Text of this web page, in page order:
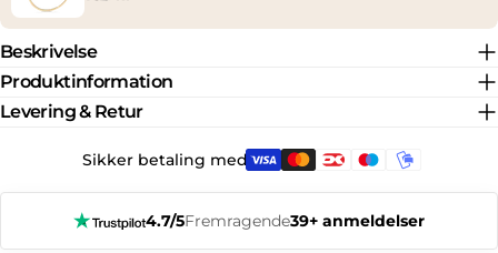
Beskrivelse
Produktinformation
Levering & Retur
Sikker betaling med:
4.7/5Fremragende39+ anmeldelser